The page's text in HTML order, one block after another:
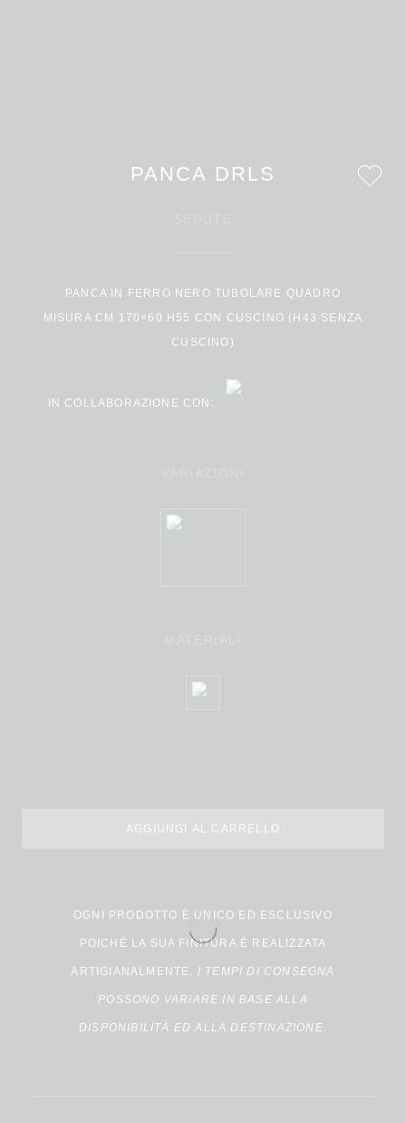
PANCA DRLS
PANCA IN FERRO NERO TUBOLARE QUADRO
MISURA CM 170×60 H55 CON CUSCINO (H43 SENZA
CUSCINO)
IN COLLABORAZIONE CON:
AGGIUNGI AL CARRELLO
OGNI PRODOTTO È UNICO ED ESCLUSIVO
POICHÉ LA SUA FINITURA È REALIZZATA
ARTIGIANALMENTE, I TEMPI DI CONSEGNA
POSSONO VARIARE IN BASE ALLA
DISPONIBILITÀ ED ALLA DESTINAZIONE.